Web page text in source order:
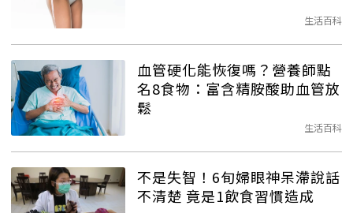
生活百科
血管硬化能恢復嗎？營養師點
名8食物：富含精胺酸助血管放
鬆
生活百科
不是失智！6旬婦眼神呆滯說話
不清楚 竟是1飲食習慣造成